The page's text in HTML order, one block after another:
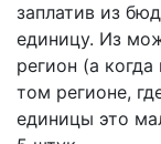
заплатив из
единицу. Из
регион (а
том регионе,
единицы это